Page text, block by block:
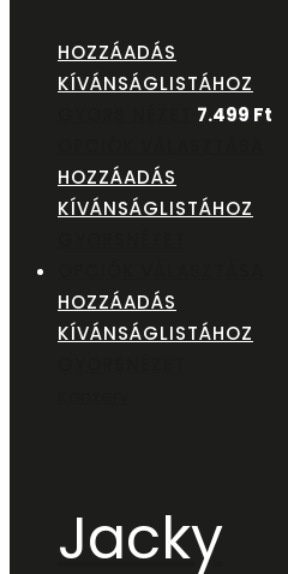
HOZZÁADÁS
KÍVÁNSÁGLISTÁHOZ
7.499 Ft
HOZZÁADÁS
KÍVÁNSÁGLISTÁHOZ
HOZZÁADÁS
KÍVÁNSÁGLISTÁHOZ
Jacky